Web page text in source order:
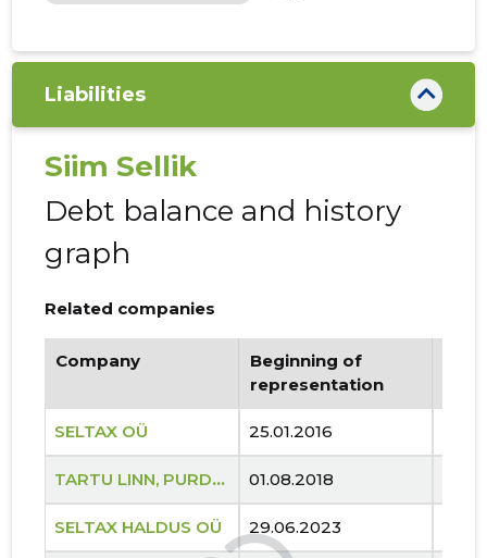
Liabilities
Siim Sellik
Debt balance and history
graph
Related companies
Company
Beginning of
representation
SELTAX OÜ 25.01.2016
TARTU LINN, PURDE TN 19 KORTERIÜHISTU 01.08.2018
SELTAX HALDUS OÜ 29.06.2023